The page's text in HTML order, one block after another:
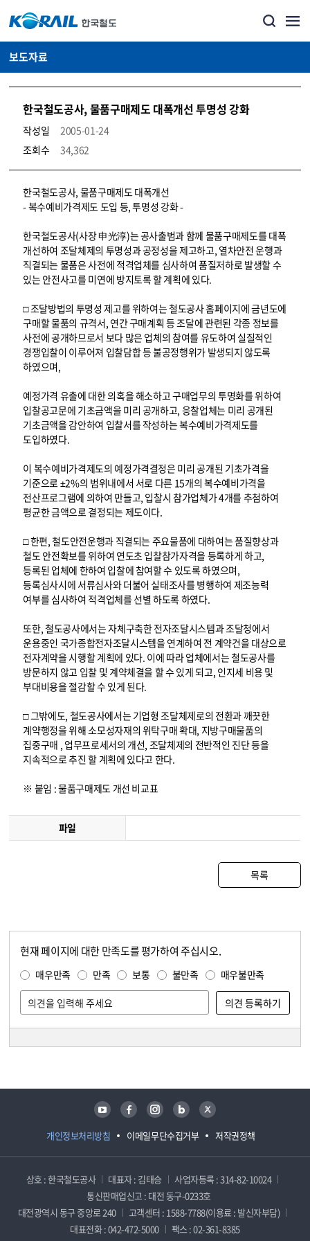
보도자료
한국철도공사, 물품구매제도 대폭개선 투명성 강화
작성일
2005-01-24
조회수
34,362
뉴스·홍보_보도자료 상세보기 – 내용, 파일, 담당자 연락처로 구성
한국철도공사, 물품구매제도 대폭개선
- 복수예비가격제도 도입 등, 투명성 강화 -
한국철도공사(사장 申光淳)는 공사출범과 함께 물품구매제도를 대폭
개선하여 조달체제의 투명성과 공정성을 제고하고, 열차안전 운행과
직결되는 물품은 사전에 적격업체를 심사하여 품질저하로 발생할 수
있는 안전사고를 미연에 방지토록 할 계획에 있다.
□ 조달방법의 투명성 제고를 위하여는 철도공사 홈페이지에 금년도에
구매할 물품의 규격서, 연간 구매계획 등 조달에 관련된 각종 정보를
사전에 공개하므로서 보다 많은 업체의 참여를 유도하여 실질적인
경쟁입찰이 이루어져 입찰담합 등 불공정행위가 발생되지 않도록
하였으며,
예정가격 유출에 대한 의혹을 해소하고 구매업무의 투명화를 위하여
입찰공고문에 기초금액을 미리 공개하고, 응찰업체는 미리 공개된
기초금액을 감안하여 입찰서를 작성하는 복수예비가격제도를
도입하였다.
이 복수예비가격제도의 예정가격결정은 미리 공개된 기초가격을
기준으로 ±2%의 범위내에서 서로 다른 15개의 복수예비가격을
전산프로그램에 의하여 만들고, 입찰시 참가업체가 4개를 추첨하여
평균한 금액으로 결정되는 제도이다.
□ 한편, 철도안전운행과 직결되는 주요물품에 대하여는 품질향상과
철도 안전확보를 위하여 연도초 입찰참가자격을 등록하게 하고,
등록된 업체에 한하여 입찰에 참여할 수 있도록 하였으며,
등록심사시에 서류심사와 더불어 실태조사를 병행하여 제조능력
여부를 심사하여 적격업체를 선별 하도록 하였다.
또한, 철도공사에서는 자체구축한 전자조달시스템과 조달청에서
운용중인 국가종합전자조달시스템을 연계하여 전 계약건을 대상으로
전자계약을 시행할 계획에 있다. 이에 따라 업체에서는 철도공사를
방문하지 않고 입찰 및 계약체결을 할 수 있게 되고, 인지세 비용 및
부대비용을 절감할 수 있게 된다.
□ 그밖에도, 철도공사에서는 기업형 조달체제로의 전환과 깨끗한
계약행정을 위해 소모성자재의 위탁구매 확대, 지방구매물품의
집중구매 , 업무프로세서의 개선, 조달체제의 전반적인 진단 등을
지속적으로 추진 할 계획에 있다고 한다.
※ 붙임 : 물품구매제도 개선 비교표
파일
목록
현재 페이지에 대한 만족도를 평가하여 주십시오.
매우만족 만족 보통 불만족 매우불만족
개인정보처리방침 이메일무단수집거부 저작권정책
유튜브 페이스북 인스타그램 블로그 트위터
상호 : 한국철도공사 대표자 : 김태승
사업자등록 : 314-82-10024
통신판매업신고 : 대전 동구-0233호
대전광역시 동구 중앙로 240
고객센터 : 1588-7788(이용료 : 발신자부담)
대표전화 : 042-472-5000
팩스 : 02-361-8385